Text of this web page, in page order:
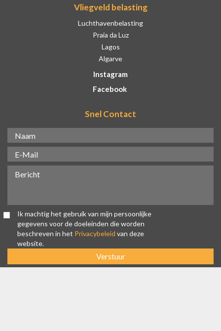
Vliegveld belasting
Luchthavenbelasting
Praia da Luz
Lagos
Algarve
Instagram
Facebook
Snel Contact
Ik machtig het gebruik van mijn persoonlijke
gegevens voor de doeleinden die worden
beschreven in het Privacybeleid van deze
website.
Verstuur